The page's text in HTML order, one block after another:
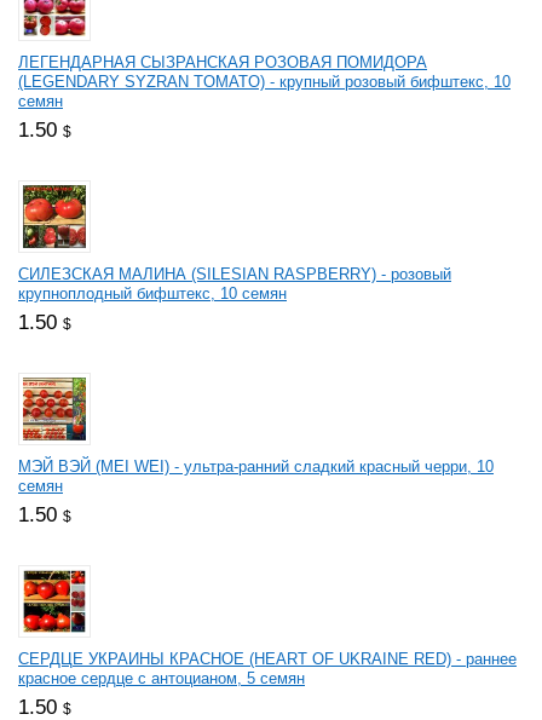
ЛЕГЕНДАРНАЯ СЫЗРАНСКАЯ РОЗОВАЯ ПОМИДОРА
(LEGENDARY SYZRAN TOMATO) - крупный розовый бифштекс, 10
семян
1.50 $
СИЛЕЗСКАЯ МАЛИНА (SILESIAN RASPBERRY) - розовый
крупноплодный бифштекс, 10 семян
1.50 $
МЭЙ ВЭЙ (MEI WEI) - ультра-ранний сладкий красный черри, 10
семян
1.50 $
СЕРДЦЕ УКРАИНЫ КРАСНОЕ (HEART OF UKRAINE RED) - раннее
красное сердце с антоцианом, 5 семян
1.50 $